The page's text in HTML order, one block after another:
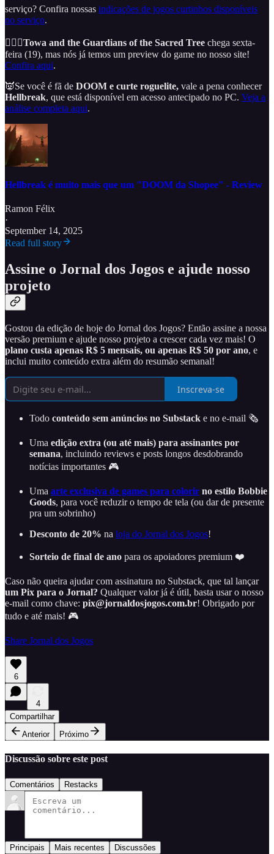
serviço? Confira nossas indicações de jogos curtinhos disponíveis
no serviço.
🧙🏾‍♂️Towa and the Guardians of the Sacred Tree chega sexta-
feira (19), mas nós já temos um preview do game no nosso site!
Confira aqui.
👿Se você é fã de DOOM e curte roguelite, vale a pena conhecer
Hellbreak, que está disponível em acesso antecipado no PC. Veja a
análise completa aqui.
Hellbreak é muito mais que um "DOOM da Shopee" - Review
Ramon Félix
·
September 14, 2025
Read full story
Assine o Jornal dos Jogos e ajude nosso
projeto
Gostou da edição de hoje do Jornal dos Jogos? Então assine a nossa
versão premium e ajude nosso projeto a crescer cada vez mais! O
plano custa apenas R$ 5 mensais, ou apenas R$ 50 por ano, e
inclui muito conteúdo extra além do resumão semanal!
Inscreva-se
Todo conteúdo sem anúncios no Substack e no e-mail 🗞️
Uma edição extra (ou até mais) para assinantes por
semana, incluindo reviews e posts longos desdobrando
notícias importantes 🎮
Uma arte exclusiva de games para colorir no estilo Bobbie
Goods, para você reduzir o tempo de tela (ou dar de presente
pra um sobrinho)
Desconto de 20% na loja do Jornal dos Jogos!
Sorteio de final de ano para os apoiadores premium ❤️
Caso não queira ajudar com assinatura no Substack, que tal lançar
um Pix para o Jornal? Qualquer valor já é útil, basta usar o nosso
e-mail como chave: pix@jornaldosjogos.com.br! Obrigado por
tudo e até mais! 🎮
Share Jornal dos Jogos
6
4
Compartilhar
Anterior
Próximo
Discussão sobre este post
Comentários Restacks
Principais Mais recentes Discussões